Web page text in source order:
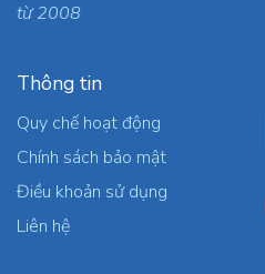
từ 2008
Thông tin
Quy chế hoạt động
Chính sách bảo mật
Điều khoản sử dụng
Liên hệ